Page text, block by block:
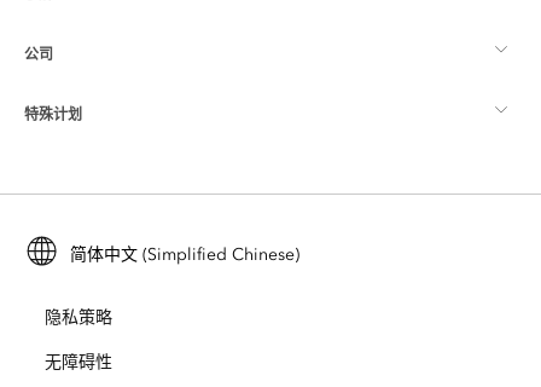
制图
ArcGIS 博客
Esri 年轻专家关系网
什么是 GIS？
位置智能
培训
ArcUser
ArcNews
公司
关于 Esri
招贤纳士
开放视野
特殊计划
ArcGIS for Student Use
保护
简体中文 (Simplified Chinese)
隐私策略
无障碍性